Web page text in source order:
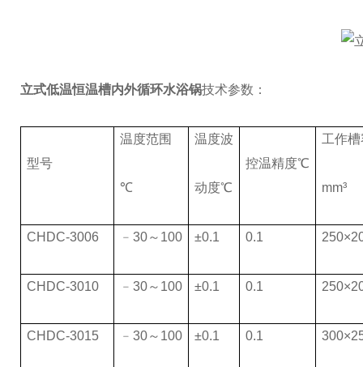
立式低温恒温槽内外循环水浴锅技术参数：
型号
温度范围
℃
温度波
动度℃
控温精度℃
工作
mm³
CHDC-3006 ﹣30～100 ±0.1 0.1
CHDC-3010 ﹣30～100 ±0.1 0.1
CHDC-3015 ﹣30～100 ±0.1 0.1